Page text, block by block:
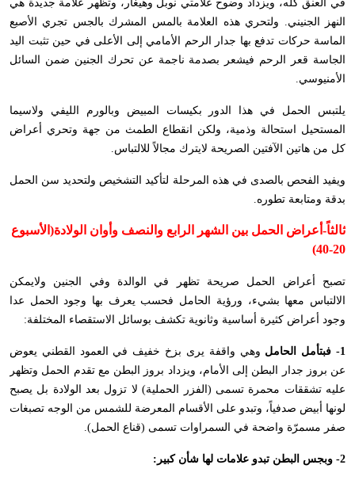
في العنق كله، ويزداد وضوح علامتي نوبل وهيغار، وتظهر علامة جديدة هي
النهز الجنيني. ولتحري هذه العلامة بالمس المشرك بالجس تجري الأصبع
الماسة حركات تدفع بها جدار الرحم الأمامي إلى الأعلى في حين تثبت اليد
الجاسة قعر الرحم فيشعر بصدمة ناجمة عن تحرك الجنين ضمن السائل
الأمنيوسي.
يلتبس الحمل في هذا الدور بكيسات المبيض وبالورم الليفي ولاسيما
المستحيل استحالة وذمية، ولكن انقطاع الطمث من جهة وتحري أعراض
كل من هاتين الآفتين الصريحة لايترك مجالاً للالتباس.
ويفيد الفحص بالصدى في هذه المرحلة لتأكيد التشخيص ولتحديد سن الحمل
بدقة ومتابعة تطوره.
ثالثاً- أعراض الحمل بين الشهر الرابع والنصف وأوان الولادة(الأسبوع
20-40)
تصبح أعراض الحمل صريحة تظهر في الوالدة وفي الجنين ولايمكن
الالتباس معها بشيء، ورؤية الحامل فحسب يعرف بها وجود الحمل عدا
وجود أعراض كثيرة أساسية وثانوية تكشف بوسائل الاستقصاء المختلفة:
1- فبتأمل الحامل
وهي واقفة يرى بزخ خفيف في العمود القطني يعوض
عن بروز جدار البطن إلى الأمام، ويزداد بروز البطن مع تقدم الحمل وتظهر
عليه تشققات محمرة تسمى (الفزر الحملية) لا تزول بعد الولادة بل يصبح
لونها أبيض صدفياً، وتبدو على الأقسام المعرضة للشمس من الوجه تصبغات
صفر مسمرّة واضحة في السمراوات تسمى (قناع الحمل).
2- وبجس البطن تبدو علامات لها شأن كبير: